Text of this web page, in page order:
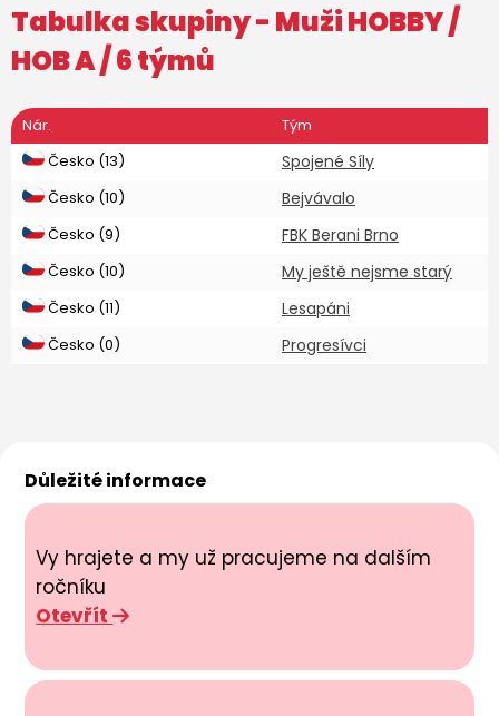
Tabulka skupiny - Muži HOBBY/
HOB A / 6 týmů
Nár.
Tým
Česko (13)
Spojené Síly
Česko (10) Bejvávalo
Česko (9) FBK Berani Brno
Česko (10) My ještě nejsme starý
Česko (11) Lesapáni
Česko (0) Progresívci
Důležité informace
Vy hrajete a my už pracujeme na dalším
ročníku
Otevřít